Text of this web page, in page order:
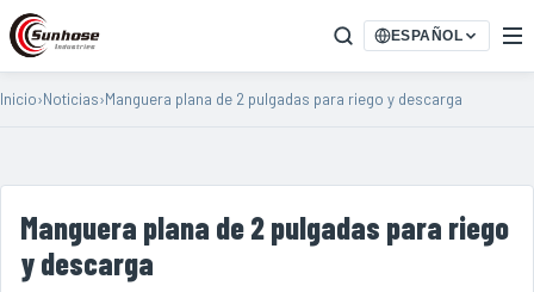
ESPAÑOL
Inicio›Noticias›Manguera plana de 2 pulgadas para riego y descarga
Manguera plana de 2 pulgadas para riego
y descarga